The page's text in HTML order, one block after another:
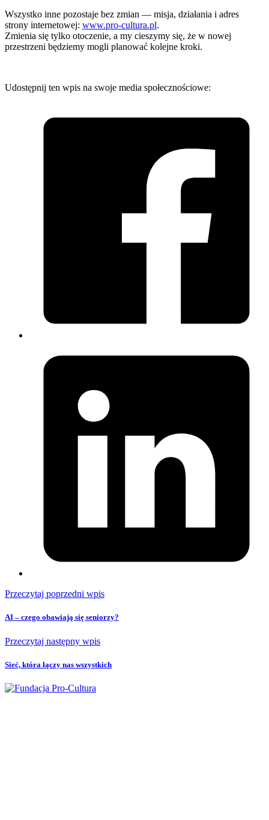
Wszystko inne pozostaje bez zmian — misja, działania i adres
strony internetowej: www.pro-cultura.pl.
Zmienia się tylko otoczenie, a my cieszymy się, że w nowej
przestrzeni będziemy mogli planować kolejne kroki.
Udostępnij ten wpis na swoje media społecznościowe:
Przeczytaj poprzedni wpis
AI – czego obawiają się seniorzy?
Przeczytaj następny wpis
Sieć, która łączy nas wszystkich